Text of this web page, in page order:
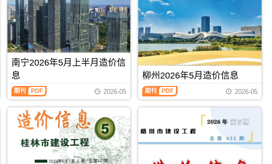
县;
主
办：
防
城
港
建
设
标
准
工
程
州
市
造
价
信
期
刊
PDF
布，
当
前
贺
州
造
价
信
息
每
月
一
期
用
于
梧
州
工
程
投
资
估
算
编
制，
梧
州
港
建
设
工
程
造
价
信
息）
期
刊，
由
防
设
工
程
造
价
信
息）
刊，
由
百
色
市
工
南宁2026年5月上半月造价信
息
南
宁
期刊 PDF 2026-05
柳州2026年5月造价信息
柳
州
月
价
期刊 PDF 2026-05